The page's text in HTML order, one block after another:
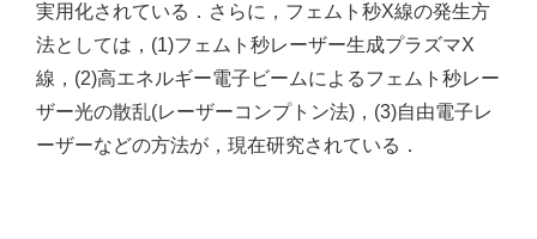
実用化されている．さらに，フェムト秒X線の発生方
法としては，(1)フェムト秒レーザー生成プラズマX
線，(2)高エネルギー電子ビームによるフェムト秒レー
ザー光の散乱(レーザーコンプトン法)，(3)自由電子レ
ーザーなどの方法が，現在研究されている．